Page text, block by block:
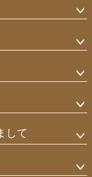
して